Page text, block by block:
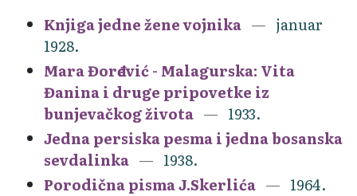
Knjiga jedne žene vojnika
januar
1928.
Mara Đorđević - Malagurska: Vita
Đanina i druge pripovetke iz
bunjevačkog života
1933.
Jedna persiska pesma i jedna bosanska
sevdalinka
1938.
Porodična pisma J.Skerlića
1964.